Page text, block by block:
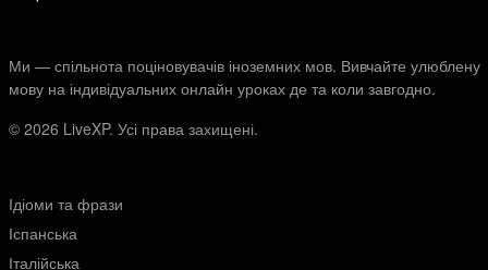
Ми — спільнота поціновувачів іноземних мов. Вивчайте улюблену
мову на індивідуальних онлайн уроках де та коли завгодно.
© 2026 LiveXP. Усі права захищені.
Ідіоми та фрази
Іспанська
Італійська